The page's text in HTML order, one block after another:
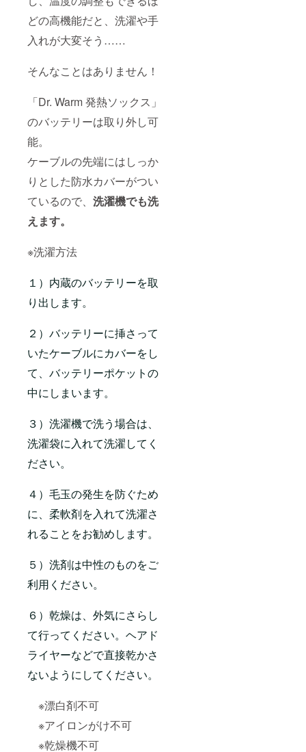
どの高機能だと、洗濯や手
入れが大変そう……
そんなことはありません！
「Dr. Warm 発熱ソックス」
のバッテリーは取り外し可
能。
ケーブルの先端にはしっか
りとした防水カバーがつい
ているので、 洗濯機でも洗
えます。
※洗濯方法
１）内蔵のバッテリーを取
り出します。
２）バッテリーに挿さって
いたケーブルにカバーをし
て、バッテリーポケットの
中にしまいます。
３）洗濯機で洗う場合は、
洗濯袋に入れて洗濯してく
ださい。
４）毛玉の発生を防ぐため
に、柔軟剤を入れて洗濯さ
れることをお勧めします。
５）洗剤は中性のものをご
利用ください。
６）乾燥は、外気にさらし
て行ってください。ヘアド
ライヤーなどで直接乾かさ
ないようにしてください。
※漂白剤不可
※アイロンがけ不可
※乾燥機不可